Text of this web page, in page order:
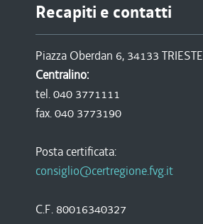
Recapiti e contatti
Piazza Oberdan 6, 34133 TRIESTE
Centralino:
tel. 040 3771111
fax. 040 3773190
Posta certificata:
consiglio@certregione.fvg.it
C.F. 80016340327